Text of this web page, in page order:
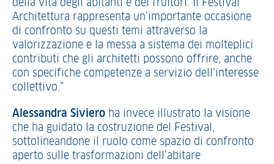
della vita degli abitanti e dei fruitori. Il Festival
Architettura rappresenta un’importante occasione
di confronto su questi temi attraverso la
valorizzazione e la messa a sistema dei molteplici
contributi che gli architetti possono offrire, anche
con specifiche competenze a servizio dell’interesse
collettivo.”
Alessandra Siviero ha invece illustrato la visione
che ha guidato la costruzione del Festival,
sottolineandone il ruolo come spazio di confronto
aperto sulle trasformazioni dell’abitare